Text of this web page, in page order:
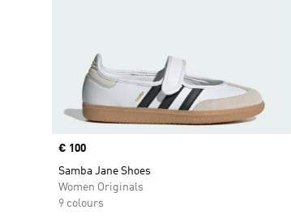
Price
€ 100
Samba Jane Shoes
Women Originals
9 colours